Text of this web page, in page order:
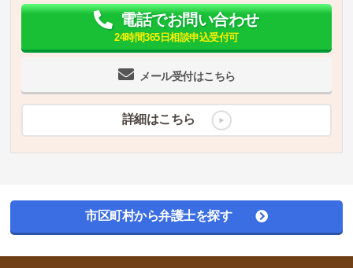
メール受付はこちら
電話でお問い合わせ
24時間365日相談申込受付可
詳細はこちら
市区町村から弁護士を探す